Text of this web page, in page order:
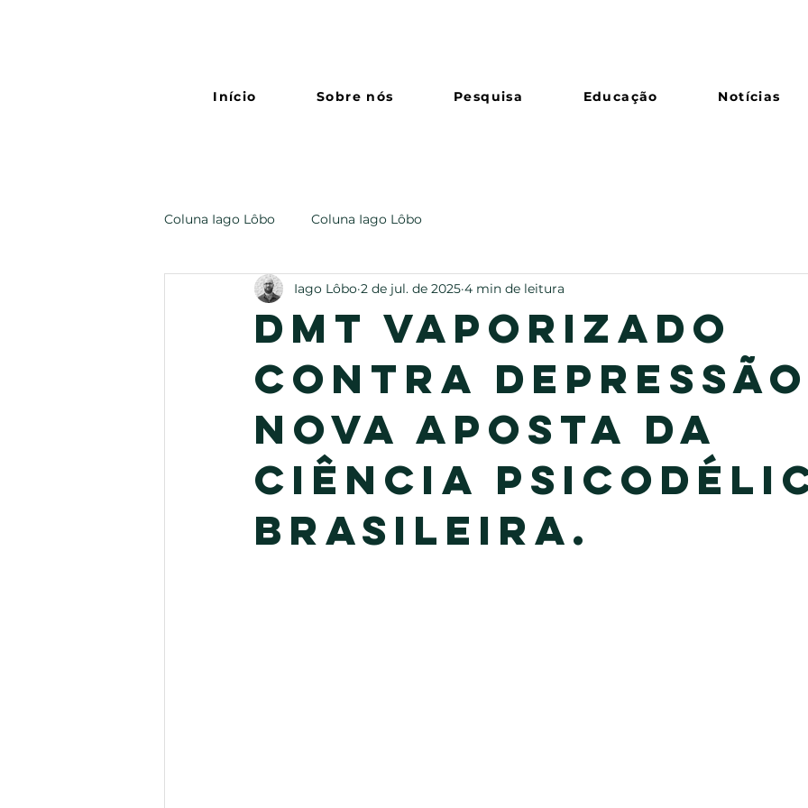
Coluna Iago Lôbo Coluna Iago Lôbo
DMT vaporizado
contra
nova aposta da
ciência
brasileira.
Iago Lôbo 2 de jul. de 2025 4 min de leitura
Início Sobre nós Pesquisa Educação Notícias